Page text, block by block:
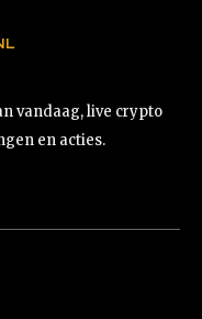
vandaag, live crypto
en acties.